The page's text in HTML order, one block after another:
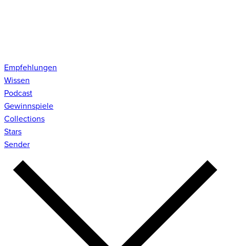
Empfehlungen
Wissen
Podcast
Gewinnspiele
Collections
Stars
Sender